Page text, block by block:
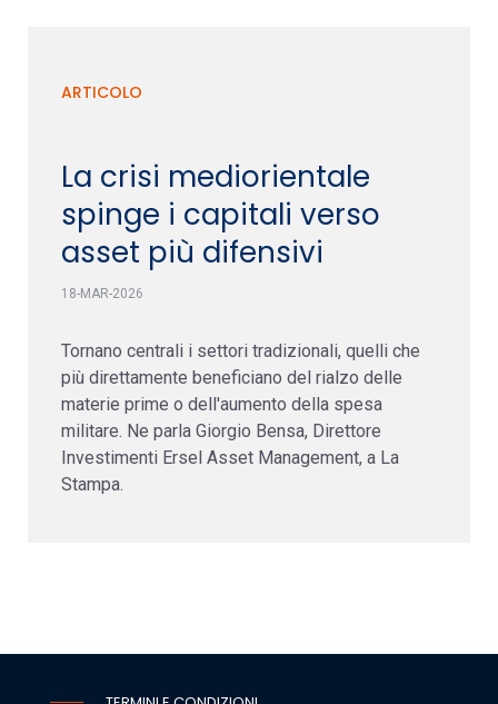
ARTICOLO
La crisi mediorientale
spinge i capitali verso
asset più difensivi
18-MAR-2026
Tornano centrali i settori tradizionali, quelli che
più direttamente beneficiano del rialzo delle
materie prime o dell'aumento della spesa
militare. Ne parla Giorgio Bensa, Direttore
Investimenti Ersel Asset Management, a La
Stampa.